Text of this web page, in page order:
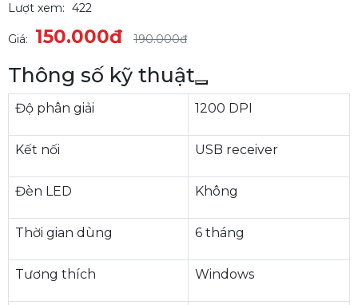
Lượt xem: 422
Giá: 150.000đ 190.000đ
Thông số kỹ thuật
Độ phân giải 1200 DPI
Kết nối USB receiver
Đèn LED Không
Thời gian dùng 6 tháng
Tương thích Windows